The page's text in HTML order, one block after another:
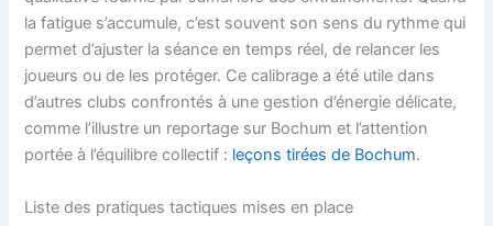
la fatigue s’accumule, c’est souvent son sens du rythme qui
permet d’ajuster la séance en temps réel, de relancer les
joueurs ou de les protéger. Ce calibrage a été utile dans
d’autres clubs confrontés à une gestion d’énergie délicate,
comme l’illustre un reportage sur Bochum et l’attention
portée à l’équilibre collectif : leçons tirées de Bochum.
Liste des pratiques tactiques mises en place